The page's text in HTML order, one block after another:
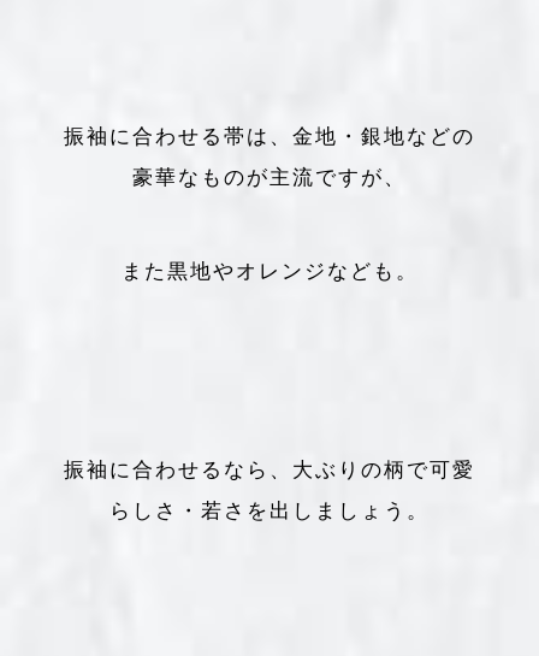
振袖に合わせる帯は、金地・銀地などの
豪華なものが主流ですが、
また黒地やオレンジなども。
振袖に合わせるなら、大ぶりの柄で可愛
らしさ・若さを出しましょう。